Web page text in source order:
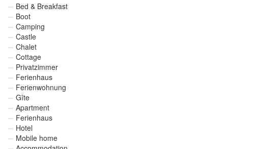
Bed & Breakfast
Boot
Camping
Castle
Chalet
Cottage
Privatzimmer
Ferienhaus
Ferienwohnung
Gîte
Apartment
Ferienhaus
Hotel
Mobile home